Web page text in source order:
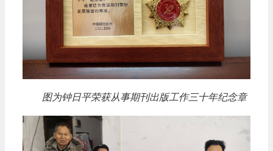
图为钟日平荣获从事期刊出版工作三十年纪念章